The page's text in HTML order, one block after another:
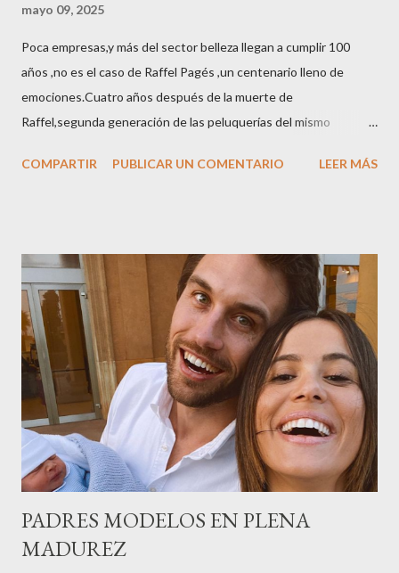
mayo 09, 2025
Poca empresas,y más del sector belleza llegan a cumplir 100
años ,no es el caso de Raffel Pagés ,un centenario lleno de
emociones.Cuatro años después de la muerte de
Raffel,segunda generación de las peluquerías del mismo
sector en una cena de reconocimiento.Sus hijas Carolina (CEO
peluquería del grupo.Justo hace unos días Carol Pagés nos
contaba detalles del homenaje en Actualida Rosa en RCE
radio,en el programa que presento todos los jueves de 17 a 18
horas . Carolina y Quionia Pagés Carolina Pagés La cita ,en el
Museu Marítim de BCN ,en las Drassanes reunió a figuras
destacadas del sector,así como clientes, autoridades y medios
de comunicación, en una velada inolvidable bajo el lema “Cien
años peinando almas, creando belleza,i...
COMPARTIR PUBLICAR UN COMENTARIO LEER MÁS
PADRES MODELOS EN PLENA
MADUREZ